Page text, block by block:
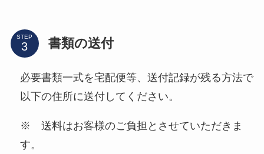
STEP 書類の送付
必要書類一式を宅配便等、送付記録が残る方法で
以下の住所に送付してください。
※ 送料はお客様のご負担とさせていただきま
す。